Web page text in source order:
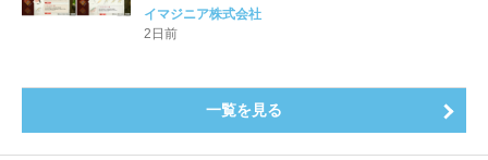
公開！
イマジニア株式会社
2日前
一覧を見る